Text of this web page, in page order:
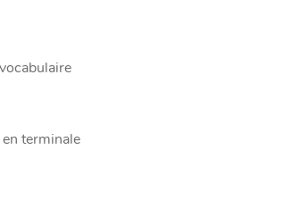
terminale